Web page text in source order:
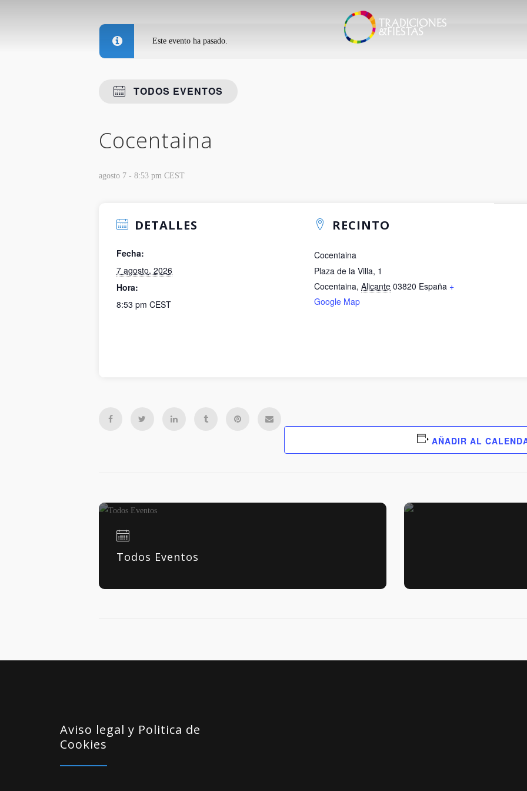
Este evento ha pasado.
TODOS EVENTOS
Cocentaina
agosto 7 - 8:53 pm CEST
DETALLES
Fecha:
7 agosto, 2026
Hora:
8:53 pm CEST
RECINTO
Cocentaina
Plaza de la Villa, 1
Cocentaina, Alicante 03820 España +
Google Map
AÑADIR AL
Todos Eventos
Aviso legal y Politica de
Cookies